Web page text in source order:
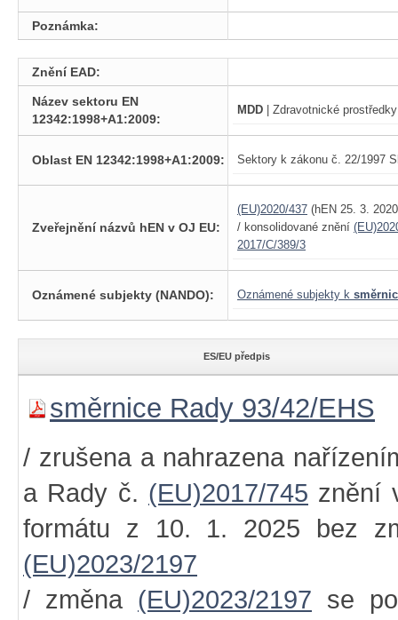
Poznámka:
Znění EAD:
Název sektoru EN
12342:1998+A1:2009:
MDD | Zdravotnické
Oblast EN 12342:1998+A1:2009: Sektory k zákonu č. 22/1997
Zveřejnění názvů hEN v OJ EU:
(EU)2020/437 (hEN 25. 3.
/ konsolidované znění
2017/C/389/3
Oznámené subjekty (NANDO): Oznámené subjekty k
ES/EU předpis
směrnice Rady 93/42/EHS
/ zrušena a nahrazena
a Rady č. (EU)2017/745 znění
formátu z 10. 1. 2025 bez
(EU)2023/2197
/ změna (EU)2023/2197 se